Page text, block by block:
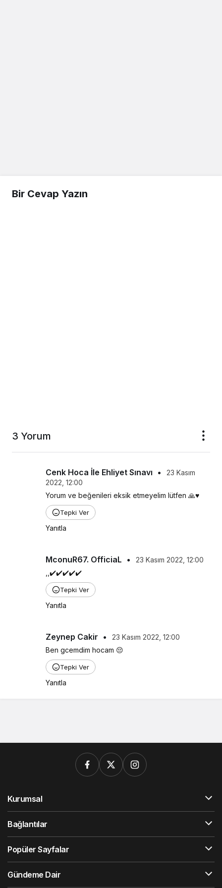
Bir Cevap Yazın
3 Yorum
Cenk Hoca İle Ehliyet Sınavı •
23 Kasım
2022, 12:00
Yorum ve beğenileri eksik etmeyelim lütfen 🙏♥️
Tepki Ver
Yanıtla
MconuR67. OfficiaL •
23 Kasım 2022, 12:00
,,✔️✔️✔️✔️✔️
Tepki Ver
Yanıtla
Zeynep Cakir •
23 Kasım 2022, 12:00
Ben gcemdim hocam 😔
Tepki Ver
Yanıtla
Kurumsal
Bağlantılar
Popüler Sayfalar
Gündeme Dair